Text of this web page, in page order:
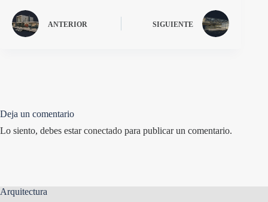
ANTERIOR SIGUIENTE
Deja un comentario
Lo siento, debes estarconectado para publicar un comentario.
Arquitectura